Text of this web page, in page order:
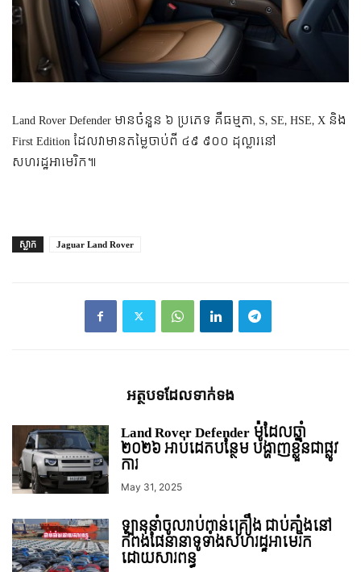
Land Rover Defender មាន​ចំនួន​ ៦ ប្រភេទ គឺ​ធម្មតា, S, SE, HSE, X និង
First Edition ដែល​វា​មាន​តម្លៃ​ចាប់​ពី ៤៩ ៩០០ ដុល្លារ​នៅ​
សហរដ្ឋអាមេរិក៕
ស្លាក Jaguar Land Rover
អត្ថបទ​ដែល​ទាក់ទង
Land Rover Defender ម៉ូដែលឆ្នាំ
២០២៦ អាប់ដេតបន្ថែម បង្ហាញខ្លួនជាផ្លូវ
ការ
May 31, 2025
ឡាននាំចូលរាប់ពាន់គ្រឿង ជាប់គាំងនៅ
កំពង់ផែនានាទូទាំងសហរដ្ឋអាមេរិក
ដោយសារពន្ធ